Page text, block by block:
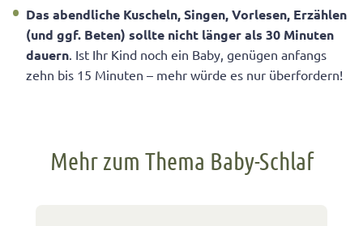
Das abendliche Kuscheln, Singen, Vorlesen, Erzählen
(und ggf. Beten) sollte nicht länger als 30 Minuten
dauern. Ist Ihr Kind noch ein Baby, genügen anfangs
zehn bis 15 Minuten – mehr würde es nur überfordern!
Mehr zum Thema Baby-Schlaf